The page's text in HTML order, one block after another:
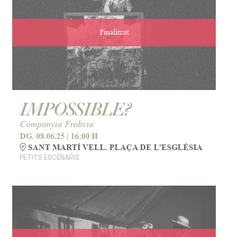
Finalitzat
IMPOSSIBLE?
Companyia Frobvia
DG. 08.06.25 | 16:00 H
SANT MARTÍ VELL. PLAÇA DE L’ESGLÉSIA
PETITS ESCENARIS